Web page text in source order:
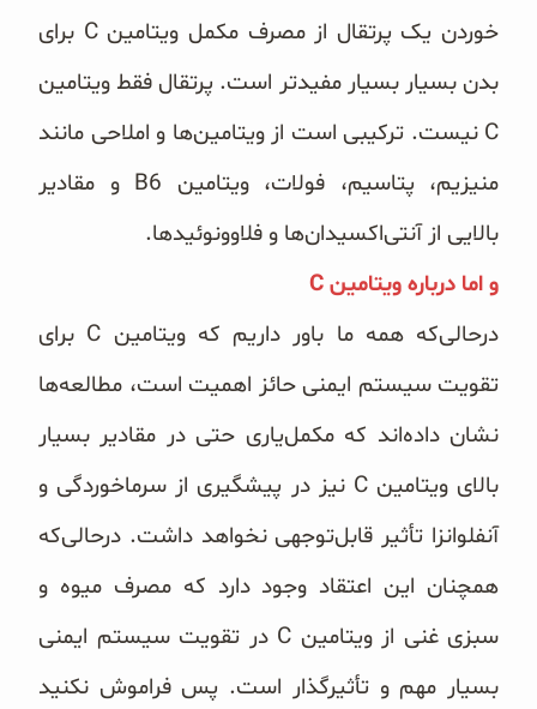
خوردن یک پرتقال از مصرف مکمل ویتامین C برای
بدن بسیار بسیار مفیدتر است. پرتقال فقط ویتامین
C نیست. ترکیبی است از ویتامین‌ها و املاحی مانند
منیزیم، پتاسیم، فولات، ویتامین B6 و مقادیر
بالایی از آنتی‌اکسیدان‌ها و فلاوونوئیدها.
و اما درباره ویتامین C
درحالی‌که همه ما باور داریم که ویتامین C برای
تقویت سیستم ایمنی حائز اهمیت است، مطالعه‌ها
نشان داده‌اند که مکمل‌یاری حتی در مقادیر بسیار
بالای ویتامین C نیز در پیشگیری از سرماخوردگی و
آنفلوانزا تأثیر قابل‌توجهی نخواهد داشت. درحالی‌که
همچنان این اعتقاد وجود دارد که مصرف میوه و
سبزی غنی از ویتامین C در تقویت سیستم ایمنی
بسیار مهم و تأثیرگذار است. پس فراموش نکنید